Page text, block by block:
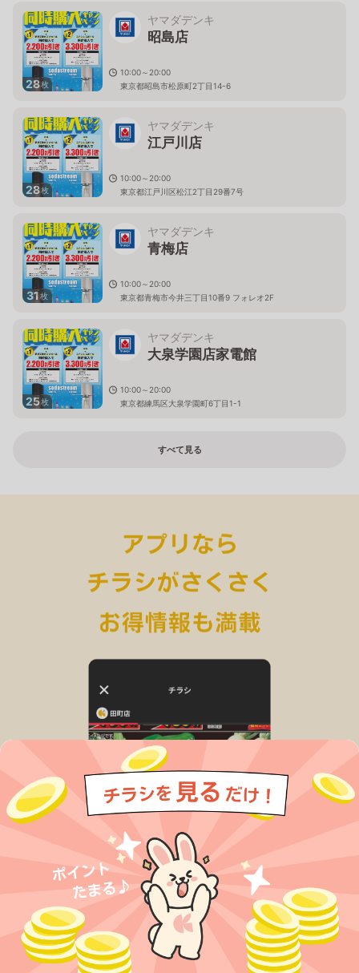
28枚
ヤマダデンキ
昭島店
10:00～20:00
東京都昭島市松原町2丁目14-6
28枚
ヤマダデンキ
江戸川店
10:00～20:00
東京都江戸川区松江2丁目29番7号
31枚
ヤマダデンキ
青梅店
10:00～20:00
東京都青梅市今井三丁目10番9 フォレオ2F
25枚
ヤマダデンキ
大泉学園店家電館
10:00～20:00
東京都練馬区大泉学園町6丁目1-1
すべて見る